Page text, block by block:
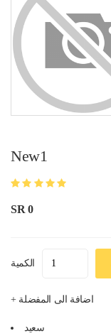
New1
SR 0
الكمية
+ اضافة الى المفضلة
سعيد